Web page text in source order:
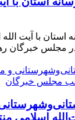
با آیت الله
مجلس خبرگان